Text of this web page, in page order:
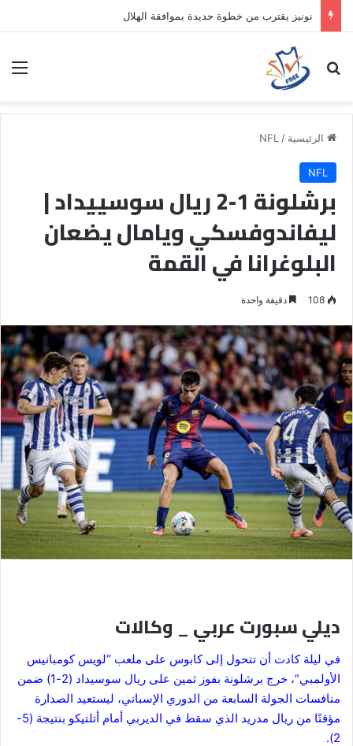
نونيز يقترب من خطوة جديدة بموافقة الهلال
بحث عن
الرئيسية /
NFL
NFL
برشلونة 1-2 ريال سوسييداد |
ليفاندوفسكي ويامال يضعان
البلوغرانا في القمة
108 دقيقة واحدة
ديلي سبورت عربي _ وكالات
في ليلة كادت أن تتحول إلى كابوس على ملعب “لويس كومبانيس
الأولمبي”، خرج برشلونة بفوز ثمين على ريال سوسيداد (2-1) ضمن
منافسات الجولة السابعة من الدوري الإسباني، ليستعيد الصدارة
مؤقتًا من ريال مدريد الذي سقط في الديربي أمام أتلتيكو بنتيجة (5-
2).